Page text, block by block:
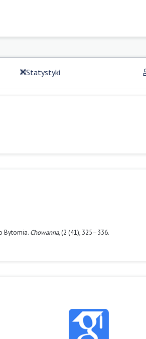
Statystyki
Bytomia. Chowanna, (2 (41), 325–336.